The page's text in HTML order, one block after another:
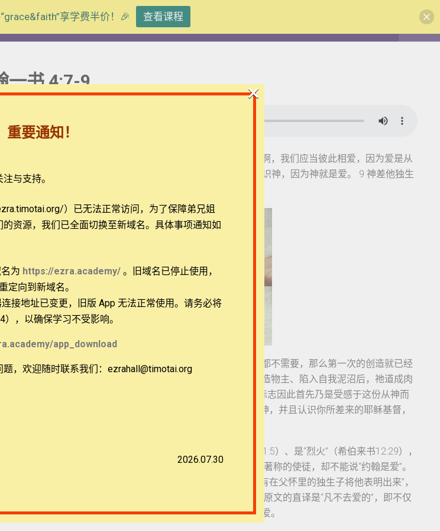
约翰书信
一书 4:7-9
。我们今天一起来思想的经文是约翰一书4:7-9，7 亲爱的弟兄啊，我们应当彼此相爱，因为爱是从
爱心的，都是由神而生，并且认识神。 8 没有爱心的，就不认识神，因为神就是爱。 9 神差他独生
神的属性是其独立性、自有性，即完全自存并且全能，祂什么都不需要，那么第一次的创造就已经
向他者的、在爱中创造的过程。当人不以感恩回应、背弃这位造物主、陷入自我泥沼后，祂道成肉
让新造之人以蒙恩为重生的起点。“由神而生，并且认识神”的标志因此首先乃是受感于这份从神而
，并以此为每日立志行事的源动力——是所谓“认识你独一的真神，并且认识你所差来的耶稣基督，
本质与性情包括祂是“灵”（约翰福音4:24）、是“光”（约翰一书1:5）、是“烈火”（希伯来书12:29），
就是爱”则完全不同，因为“爱”是一个关系。比如虽然约翰是以爱著称的使徒，却不能说“约翰是爱”。
神就是爱”需要明白约翰福音1:18说的，“从来没有人看见神，只有在父怀里的独生子将他表明出来”，
爱”放在三位一体的关系中解读。和合本翻译的“没有爱心的”根据原文的直译是“凡不去爱的”，即不仅
没有爱心的问题，更是认识神的人一定会在行动上活出可见之爱。
团体报名及课程定制咨询：ezrahall@timotai.org
联系我们
重要通知！
与支持。
）已无法正常访问， 为了保障弟兄姐
资源，我们已全面切换至新域名。具体事项通知如
为 https://ezra.academy/ 。旧域名已停止使用，
定向到新域名。
接地址已变更，旧版 App 无法正常使用。请务必将
，以确保学习不受影响。
app_download
，欢迎随时联系我们：ezrahall@timotai.org
2026.07.30
×
享学费半价！🎉 查看课程